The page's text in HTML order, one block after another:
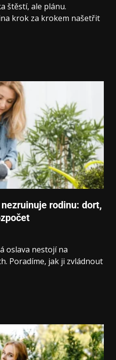
štěstí, ale plánu.
krok za krokem našetřit
rodinu: dort,
oslava nestojí na
Poradíme, jak ji zvládnout